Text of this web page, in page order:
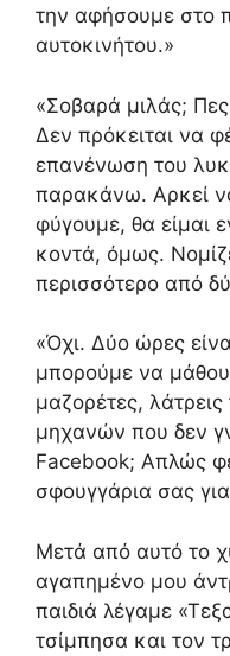
την αφήσουμε στο
αυτοκινήτου.»
«Σοβαρά μιλάς;
Δεν πρόκειται να
επανένωση του
παρακάνω. Αρκεί
φύγουμε, θα είμαι
κοντά, όμως.
περισσότερο από
«Όχι. Δύο ώρες
μπορούμε να
μαζορέτες,
μηχανών που δεν
Facebook; Απλώς
σφουγγάρια σας
Μετά από αυτό το
αγαπημένο μου
παιδιά λέγαμε
τσίμπησα και τον